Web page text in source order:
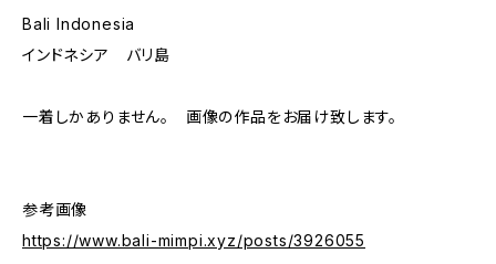
Bali Indonesia
インドネシア バリ島
一着しかありません。 画像の作品をお届け致します。
参考画像
https://www.bali-mimpi.xyz/posts/3926055